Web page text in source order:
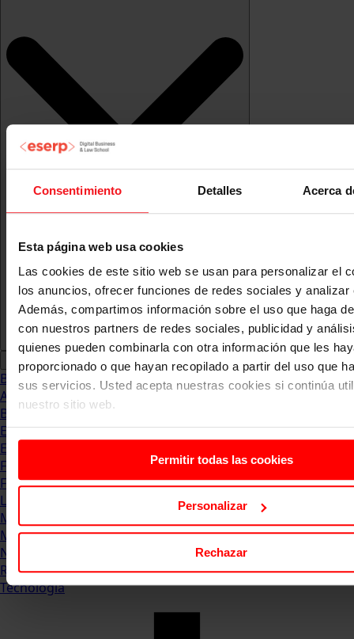
Consentimiento Detalles Acerca
Esta página web usa cookies
Las cookies de este sitio web se usan para personalizar el
los anuncios, ofrecer funciones de redes sociales y analizar
Además, compartimos información sobre el uso que haga
con nuestros partners de redes sociales, publicidad y
quienes pueden combinarla con otra información que les
proporcionado o que hayan recopilado a partir del uso que
sus servicios. Usted acepta nuestras cookies si continúa
nuestro sitio web.
Permitir todas las cookies
Personalizar
Rechazar
Blog
Abogacia
Business
Empleo & Emprendimiento
Empresas
Finanzas
Formación & Estudios
Luxury
Management
Marketing & Comunicación
Negocios
Recursos Humanos
Tecnología